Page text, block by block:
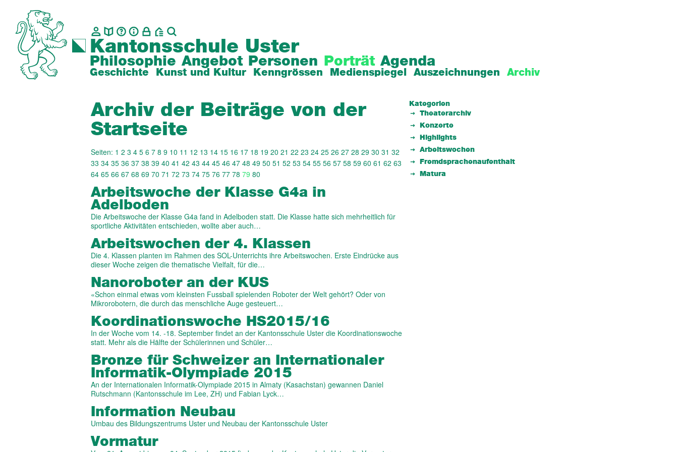
Kantonsschule Uster
Philosophie Angebot Personen Porträt
Geschichte Kunst und Kultur Kenngrössen Medienspiegel Auszeichnungen Archiv
Agenda
Archiv der Beiträge von der
Startseite
Seiten: 1 2 3 4 5 6 7 8 9 10 11 12 13 14 15 16 17 18 19 20 21 22 23 24 25 26 27 28 29 30 31 32
33 34 35 36 37 38 39 40 41 42 43 44 45 46 47 48 49 50 51 52 53 54 55 56 57 58 59 60 61 62 63
64 65 66 67 68 69 70 71 72 73 74 75 76 77 78 79 80
Arbeitswoche der Klasse G4a in
Adelboden
Die Arbeitswoche der Klasse G4a fand in Adelboden statt. Die Klasse hatte sich mehrheitlich für
sportliche Aktivitäten entschieden, wollte aber auch…
Arbeitswochen der 4. Klassen
Die 4. Klassen planten im Rahmen des SOL-Unterrichts ihre Arbeitswochen. Erste Eindrücke aus
dieser Woche zeigen die thematische Vielfalt, für die…
Nanoroboter an der KUS
«Schon einmal etwas vom kleinsten Fussball spielenden Roboter der Welt gehört? Oder von
Mikrorobotern, die durch das menschliche Auge gesteuert…
Koordinations­woche HS2015/16
In der Woche vom 14. -18. September findet an der Kantonsschule Uster die Koordinationswoche
statt. Mehr als die Hälfte der Schülerinnen und Schüler…
Bronze für Schweizer an Internationaler
Informatik-Olympiade 2015
An der Internationalen Informatik-Olympiade 2015 in Almaty (Kasachstan) gewannen Daniel
Rutschmann (Kantonsschule im Lee, ZH) und Fabian Lyck…
Information Neubau
Umbau des Bildungszentrums Uster und Neubau der Kantonsschule Uster
Vormatur
Kategorien
Theaterarchiv
Konzerte
Highlights
Arbeitswochen
Fremdsprachenaufenthalt
Matura